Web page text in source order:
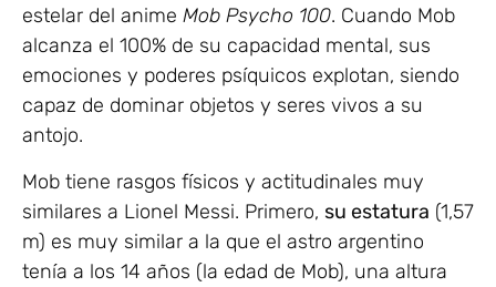
estelar del anime Mob Psycho 100. Cuando Mob
alcanza el 100% de su capacidad mental, sus
emociones y poderes psíquicos explotan, siendo
capaz de dominar objetos y seres vivos a su
antojo.
Mob tiene rasgos físicos y actitudinales muy
similares a Lionel Messi. Primero, su estatura (1,57
m) es muy similar a la que el astro argentino
tenía a los 14 años (la edad de Mob), una altura